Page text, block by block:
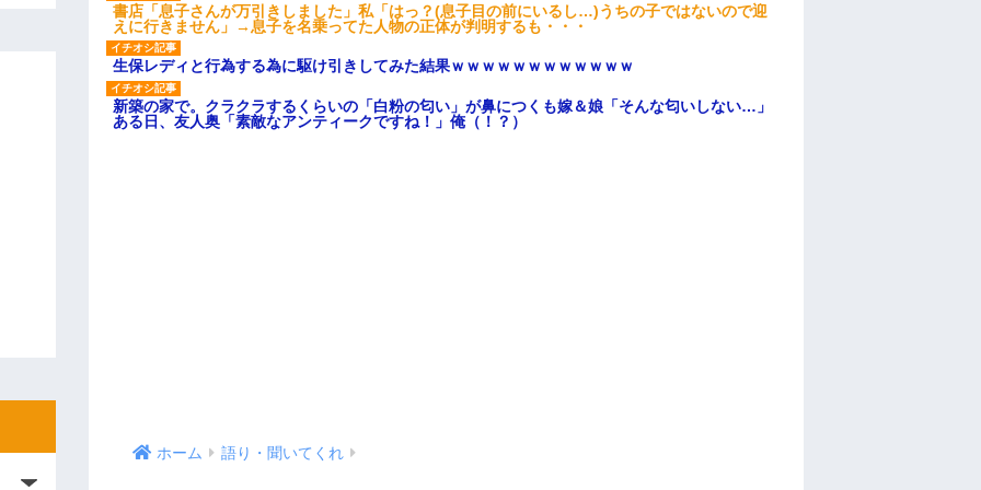
書店「息子さんが万引きしました」私「はっ？(息子目の前にいるし…)うちの子ではないので迎
えに行きません」→息子を名乗ってた人物の正体が判明するも・・・
生保レディと行為する為に駆け引きしてみた結果ｗｗｗｗｗｗｗｗｗｗｗｗ
新築の家で。クラクラするくらいの「白粉の匂い」が鼻につくも嫁＆娘「そんな匂いしない…」
ある日、友人奥「素敵なアンティークですね！」俺（！？）
ホーム 語り・聞いてくれ